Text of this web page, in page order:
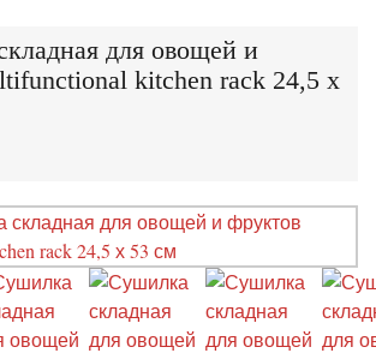
для овощей и
kitchen rack 24,5 х